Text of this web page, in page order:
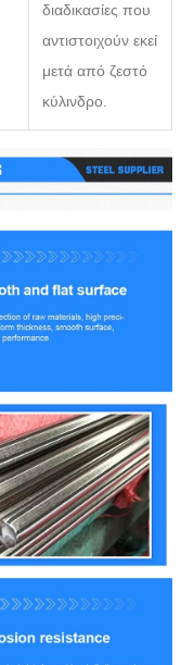
διαδικασίες που
αντιστοιχούν εκεί
μετά από ζεστό
κύλινδρο.